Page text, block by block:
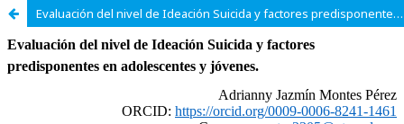
Evaluación del nivel de Ideación Suicida y factores predisponentes en adolescentes y jóvenes